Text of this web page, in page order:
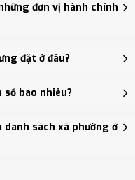
đơn vị hành chính
sáp nhập Xã Khánh Hải,
đặt ở đâu?
đặt tại đang cập nhật -
số bao nhiêu?
Dân số: 41,212 người, Mật
sách xã phường ở